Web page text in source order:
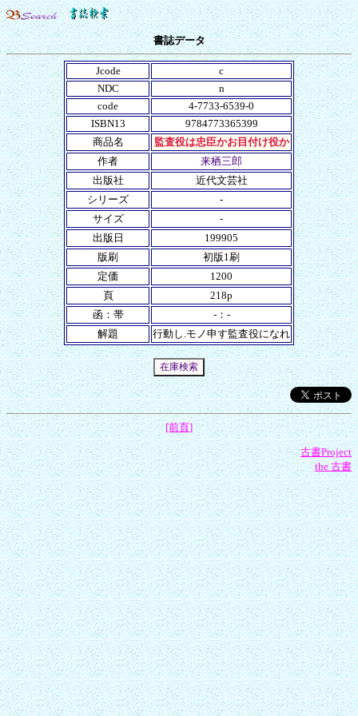
書誌データ
Jcode
c
NDC
n
code
4-7733-6539-0
ISBN13
9784773365399
商品名
監査役は忠臣かお目付け役か
作者
来栖三郎
出版社
近代文芸社
シリーズ
-
サイズ
-
出版日
199905
版刷
初版1刷
定価
1200
頁
218p
函：帯
-：-
解題
行動し.モノ申す監査役になれ
[前頁]
古書Project
the 古書